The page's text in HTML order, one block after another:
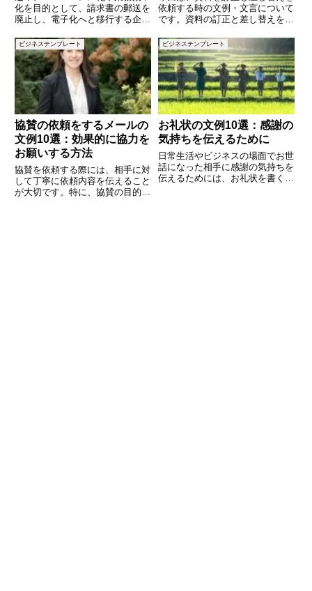
化を目的として、請求書の郵送を
廃止し、電子化へと移行する企業
止を顧客や取引先に伝える際に
は、丁寧で誤解のない案内文を作
成することが大切です。本記事で
は、「請求書郵送の廃止」に関す
る
依頼する時の文例・文言について
です。資料の訂正と差し替えを依
えず、スムーズに手続きを進める
ための丁寧な言葉遣いが重要で
す。ポイントどの部分が訂正を必
要としているかを明確に記載しま
す
ビジネステンプレート
協賛の依頼をするメールの
文例10選：効果的に協力を
お願いする方法
協賛を依頼する際には、相手に対
して丁寧に依頼内容を伝えること
が大切です。特に、協賛の目的や
ビジネステンプレート
お礼状の文例10選：感謝の
気持ちを伝えるために
日常生活やビジネスの場面でお世
話になった相手に感謝の気持ちを
伝えるためには、お礼状を書くこ